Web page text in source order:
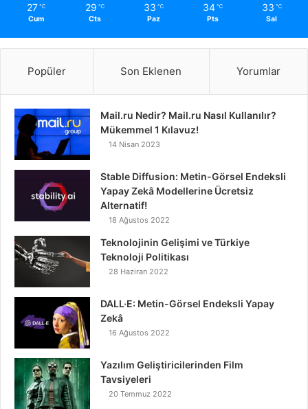
27 ℃
Cum
29 ℃
Cts
33 ℃
Paz
34 ℃
Pts
33 ℃
Sal
Popüler Son Eklenen Yorumlar
Mail.ru Nedir? Mail.ru Nasıl Kullanılır?
Mükemmel 1 Kılavuz!
14 Nisan 2023
Stable Diffusion: Metin-Görsel Endeksli
Yapay Zekâ Modellerine Ücretsiz
Alternatif!
18 Ağustos 2022
Teknolojinin Gelişimi ve Türkiye
Teknoloji Politikası
28 Haziran 2022
DALL·E: Metin-Görsel Endeksli Yapay
Zekâ
16 Ağustos 2022
Yazılım Geliştiricilerinden Film
Tavsiyeleri
20 Temmuz 2022